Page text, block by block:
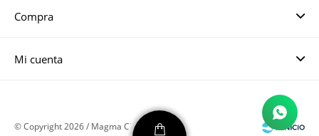
Compra
Mi cuenta
© Copyright 2026 / Magma CH